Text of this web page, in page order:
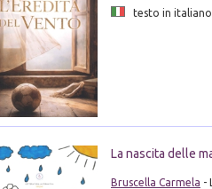
testo in italiano
La nascita delle
Bruscella Carmela -